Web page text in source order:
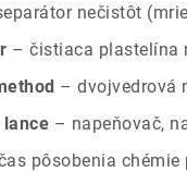
nečistôt
– čistiaca plastelína
– dvojvedrová
– napeňovač,
pôsobenia